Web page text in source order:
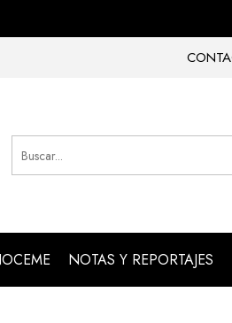
NOTAS Y REPORTAJES